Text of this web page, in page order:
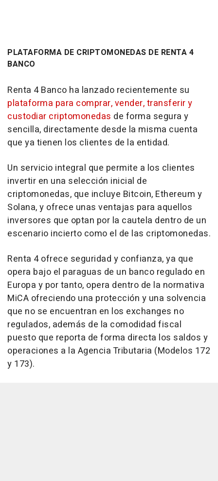
PLATAFORMA DE CRIPTOMONEDAS DE RENTA 4
BANCO
Renta 4 Banco ha lanzado recientemente su
plataforma para comprar, vender, transferir y
custodiar criptomonedas de forma segura y
sencilla, directamente desde la misma cuenta
que ya tienen los clientes de la entidad.
Un servicio integral que permite a los clientes
invertir en una selección inicial de
criptomonedas, que incluye Bitcoin, Ethereum y
Solana, y ofrece unas ventajas para aquellos
inversores que optan por la cautela dentro de un
escenario incierto como el de las criptomonedas.
Renta 4 ofrece seguridad y confianza, ya que
opera bajo el paraguas de un banco regulado en
Europa y por tanto, opera dentro de la normativa
MiCA ofreciendo una protección y una solvencia
que no se encuentran en los exchanges no
regulados, además de la comodidad fiscal
puesto que reporta de forma directa los saldos y
operaciones a la Agencia Tributaria (Modelos 172
y 173).